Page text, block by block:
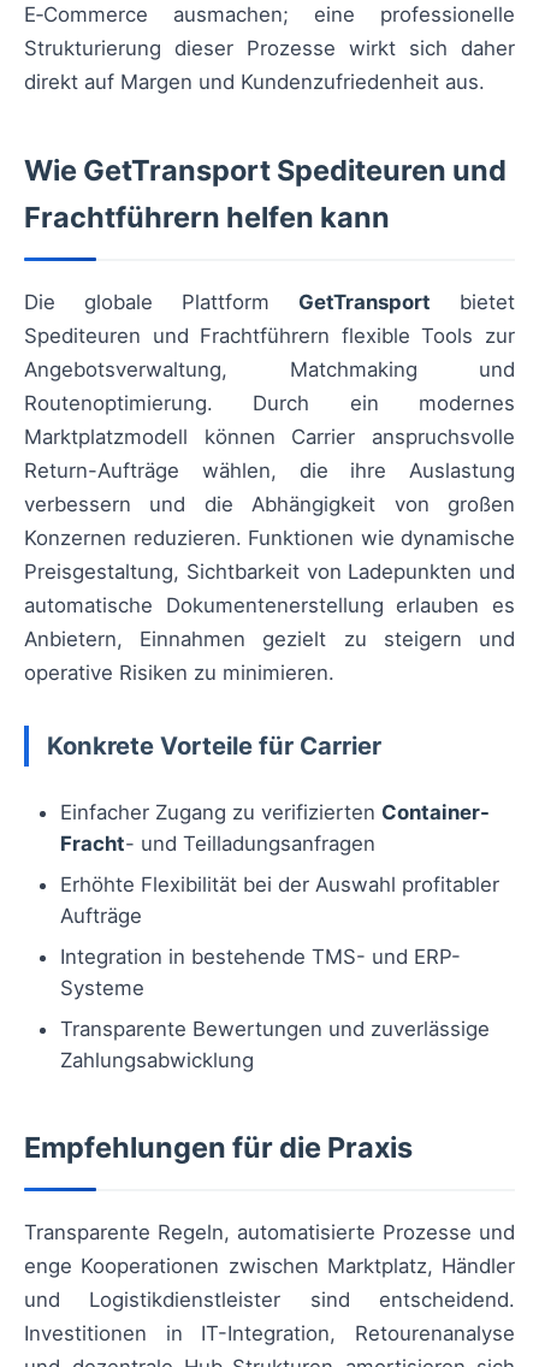
E‑Commerce ausmachen; eine professionelle
Strukturierung dieser Prozesse wirkt sich daher
direkt auf Margen und Kundenzufriedenheit aus.
Wie GetTransport Spediteuren und
Frachtführern helfen kann
Die globale Plattform GetTransport bietet
Spediteuren und Frachtführern flexible Tools zur
Angebotsverwaltung, Matchmaking und
Routenoptimierung. Durch ein modernes
Marktplatzmodell können Carrier anspruchsvolle
Return-Aufträge wählen, die ihre Auslastung
verbessern und die Abhängigkeit von großen
Konzernen reduzieren. Funktionen wie dynamische
Preisgestaltung, Sichtbarkeit von Ladepunkten und
automatische Dokumentenerstellung erlauben es
Anbietern, Einnahmen gezielt zu steigern und
operative Risiken zu minimieren.
Konkrete Vorteile für Carrier
Einfacher Zugang zu verifizierten Container-
Fracht- und Teilladungsanfragen
Erhöhte Flexibilität bei der Auswahl profitabler
Aufträge
Integration in bestehende TMS- und ERP-
Systeme
Transparente Bewertungen und zuverlässige
Zahlungsabwicklung
Empfehlungen für die Praxis
Transparente Regeln, automatisierte Prozesse und
enge Kooperationen zwischen Marktplatz, Händler
und Logistikdienstleister sind entscheidend.
Investitionen in IT-Integration, Retourenanalyse